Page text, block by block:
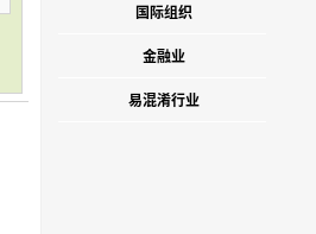
国际组织
金融业
易混淆行业